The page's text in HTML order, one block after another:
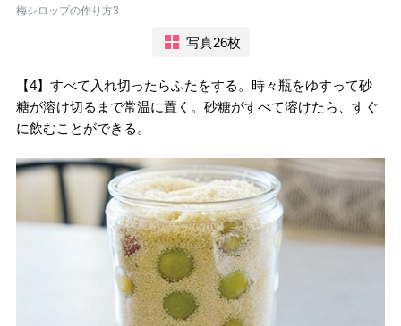
梅シロップの作り方3
写真26枚
【4】すべて入れ切ったらふたをする。時々瓶をゆすって砂
糖が溶け切るまで常温に置く。砂糖がすべて溶けたら、すぐ
に飲むことができる。